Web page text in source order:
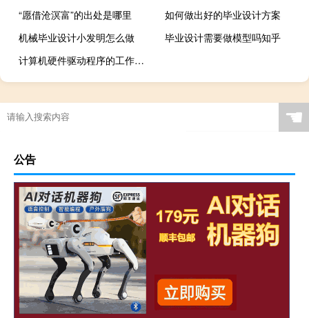
“愿借沧溟富”的出处是哪里
如何做出好的毕业设计方案
机械毕业设计小发明怎么做
毕业设计需要做模型吗知乎
计算机硬件驱动程序的工作原理探究,计算机驱动程序是如何工作的
☚
公告